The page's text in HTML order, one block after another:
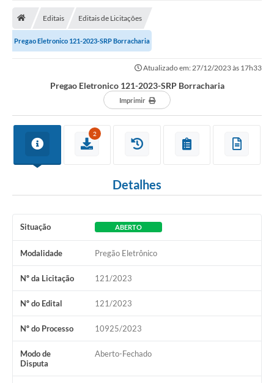
Transparência
Ouvidoria
A Prefeitura
Legislação
Concursos
INOVA_SÃO MATEUS DO SUL
Solicitação de Remoção 2025/2026: Instituições Escolares
Chamamento Público para Artistas Locais
Projeto Nascente Viva
Agência do Trabalhador
Editais Editais de Licitações
Pregao Eletronico 121-2023-SRP Borracharia
Atualizado em: 27/12/2023 às 17h33
Pregao Eletronico 121-2023-SRP Borracharia
Imprimir
2
Detalhes
Situação ABERTO
Modalidade Pregão Eletrônico
Nº da Licitação 121/2023
Nº do Edital 121/2023
Nº do Processo 10925/2023
Modo de
Disputa
Aberto-Fechado